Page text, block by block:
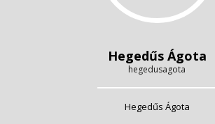
Hegedűs Ágota
hegedusagota
Hegedűs Ágota